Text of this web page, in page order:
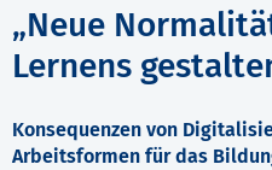
„Neue
Lernens
Konsequenzen von
Arbeitsformen für das